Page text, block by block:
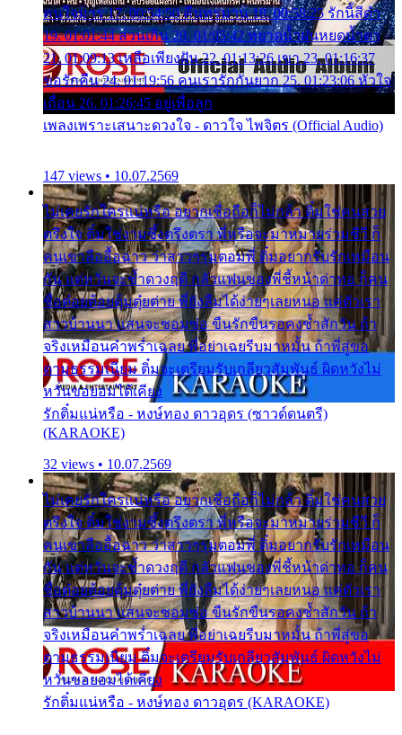
คนใจมาร 17. 00:54:50 คืนทรมาน 18. 00:58:25 รักนี้สีดำ
19. 01:01:44 ส่วนเกิน 20. 01:05:42 หยาดน้ำฝนหยดน้ำตา
21. 01:09:13 เหลือเพียงฝัน 22. 01:13:26 เขา 23. 01:16:37
ขอรักคืน 24. 01:19:56 คนเรารักกันยาก 25. 01:23:06 หัวใจ
เถื่อน 26. 01:26:45 อยู่เพื่อลูก
เพลงเพราะเสนาะดวงใจ - ดาวใจ ไพจิตร (Official Audio)
147 views • 10.07.2569
ไม่เคยรักใครแน่หรือ อยากเชื่อถือก็ไม่กล้า ติ๋มใช่คนสวย
ตรึงใจ ติ๋มใช่งามซึ้งตรึงตรา พี่หรือจะมาหมายร่วมชีวี ก็
คนเขาลืออื้อฉาว ว่าสาวๆรุมตอมพี่ ติ๋มอยากรับรักเหมือน
กัน แต่หวั่นจะช้ำดวงฤดี กลัวแฟนของพี่ชี้หน้าด่าทอ ก็คน
ชื่อต๋อยต้อยตุ้มตุ๋ยต่าย พี่ยังลืมได้ง่ายๆเลยหนอ แค่ตัวเรา
สาวบ้านนา แสนจะซอมซ่อ ขืนรักขืนรอคงช้ำสักวัน ถ้า
จริงเหมือนคำพร่ำเฉลย พี่อย่าเฉยรีบมาหมั้น ถ้าพี่สู่ขอ
ตามธรรมเนียม ติ๋มจะเตรียมรับเกลียวสัมพันธ์ ผิดหวังไม่
หวั่นขอยอมได้เคียง
รักติ๋มแน่หรือ - หงษ์ทอง ดาวอุดร (ซาวด์ดนตรี)
(KARAOKE)
32 views • 10.07.2569
ไม่เคยรักใครแน่หรือ อยากเชื่อถือก็ไม่กล้า ติ๋มใช่คนสวย
ตรึงใจ ติ๋มใช่งามซึ้งตรึงตรา พี่หรือจะมาหมายร่วมชีวี ก็
คนเขาลืออื้อฉาว ว่าสาวๆรุมตอมพี่ ติ๋มอยากรับรักเหมือน
กัน แต่หวั่นจะช้ำดวงฤดี กลัวแฟนของพี่ชี้หน้าด่าทอ ก็คน
ชื่อต๋อยต้อยตุ้มตุ๋ยต่าย พี่ยังลืมได้ง่ายๆเลยหนอ แค่ตัวเรา
สาวบ้านนา แสนจะซอมซ่อ ขืนรักขืนรอคงช้ำสักวัน ถ้า
จริงเหมือนคำพร่ำเฉลย พี่อย่าเฉยรีบมาหมั้น ถ้าพี่สู่ขอ
ตามธรรมเนียม ติ๋มจะเตรียมรับเกลียวสัมพันธ์ ผิดหวังไม่
หวั่นขอยอมได้เคียง
รักติ๋มแน่หรือ - หงษ์ทอง ดาวอุดร (KARAOKE)